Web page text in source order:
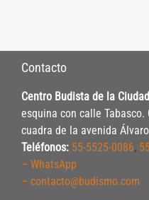
Contacto
Centro Budista de la
esquina con calle
cuadra de la avenida
Teléfonos: 55-5525-0086,
– WhatsApp
– contacto@budismo.com